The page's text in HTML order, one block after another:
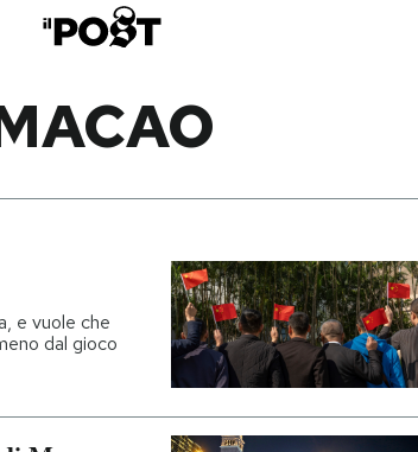
e vuole che
dal gioco